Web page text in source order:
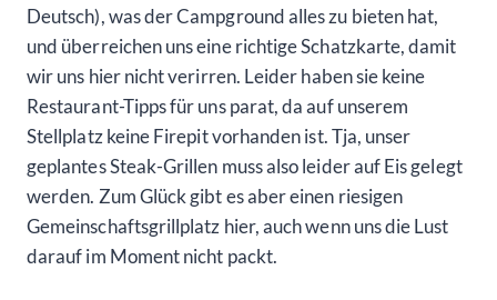
Deutsch), was der Campground alles zu bieten hat,
und überreichen uns eine richtige Schatzkarte, damit
wir uns hier nicht verirren. Leider haben sie keine
Restaurant-Tipps für uns parat, da auf unserem
Stellplatz keine Firepit vorhanden ist. Tja, unser
geplantes Steak-Grillen muss also leider auf Eis gelegt
werden. Zum Glück gibt es aber einen riesigen
Gemeinschaftsgrillplatz hier, auch wenn uns die Lust
darauf im Moment nicht packt.